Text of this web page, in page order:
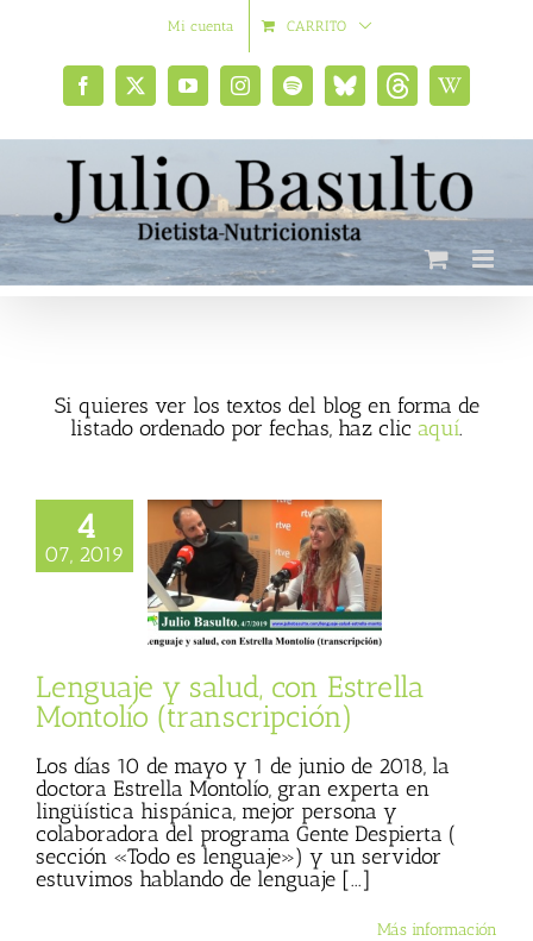
Mi cuenta CARRITO
Facebook
X YouTubeInstagramSpotifyBluesky
social
ThreadsWikipedia
Si quieres ver los textos del blog en forma de
listado ordenado por fechas, haz clic aquí.
4
07, 2019
y salud, con
Montolío
Lenguaje y salud, con Estrella
Montolío (transcripción)
Los días 10 de mayo y 1 de junio de 2018, la
doctora Estrella Montolío, gran experta en
lingüística hispánica, mejor persona y
colaboradora del programa Gente Despierta (
sección «Todo es lenguaje») y un servidor
estuvimos hablando de lenguaje [...]
Más información